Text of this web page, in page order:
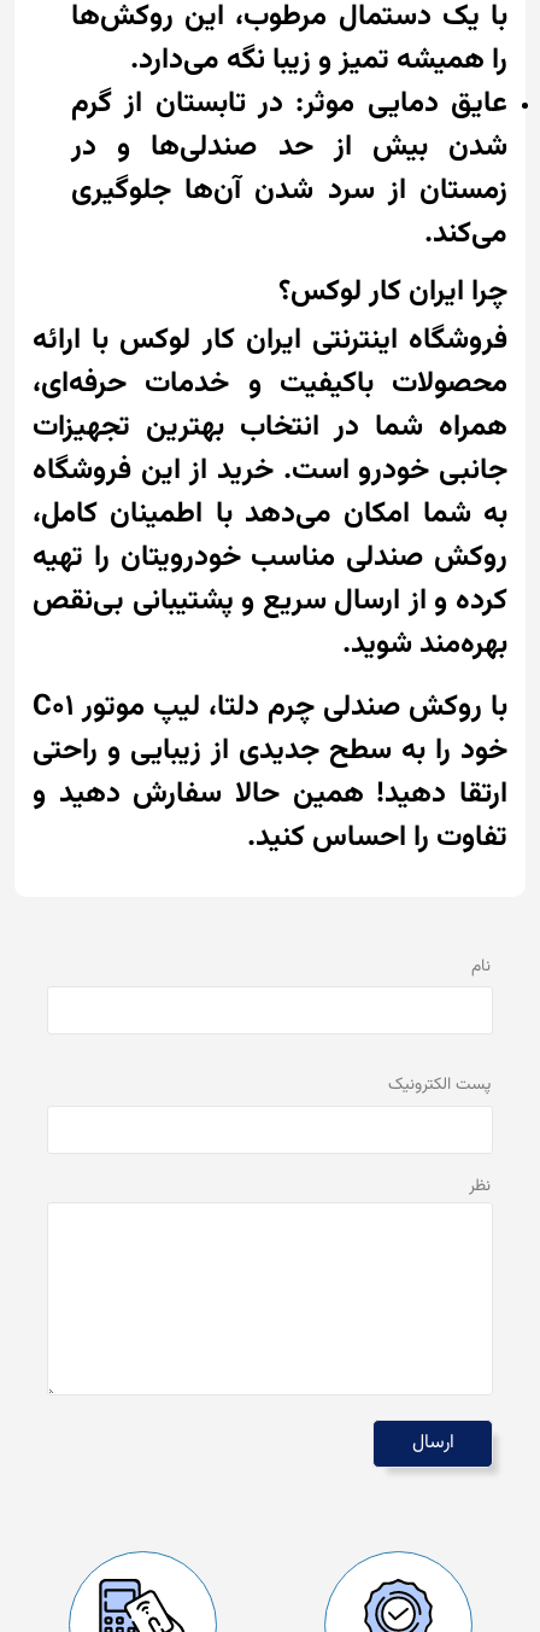
با یک دستمال مرطوب، این روکش‌ها
را همیشه تمیز و زیبا نگه می‌دارد.
عایق دمایی موثر: در تابستان از گرم
شدن بیش از حد صندلی‌ها و در
زمستان از سرد شدن آن‌ها جلوگیری
می‌کند.
چرا ایران کار لوکس؟
فروشگاه اینترنتی ایران کار لوکس با ارائه
محصولات باکیفیت و خدمات حرفه‌ای،
همراه شما در انتخاب بهترین تجهیزات
جانبی خودرو است. خرید از این فروشگاه
به شما امکان می‌دهد با اطمینان کامل،
روکش صندلی مناسب خودرویتان را تهیه
کرده و از ارسال سریع و پشتیبانی بی‌نقص
بهره‌مند شوید.
با روکش صندلی چرم دلتا، لیپ موتور C01
خود را به سطح جدیدی از زیبایی و راحتی
ارتقا دهید! همین حالا سفارش دهید و
تفاوت را احساس کنید.
نام
پست الكترونيک
نظر